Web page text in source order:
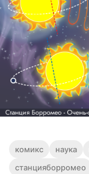
комикс наука
станцияборромео